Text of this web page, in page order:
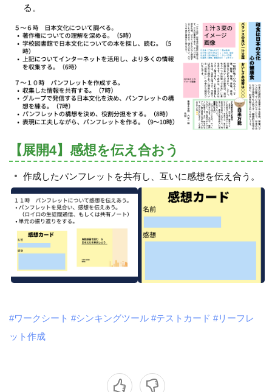
る。
【展開4】感想を伝え合おう
作成したパンフレットを共有し、互いに感想を伝え合う。
#ワークシート #シンキングツール #テストカード #リーフレ
ット作成